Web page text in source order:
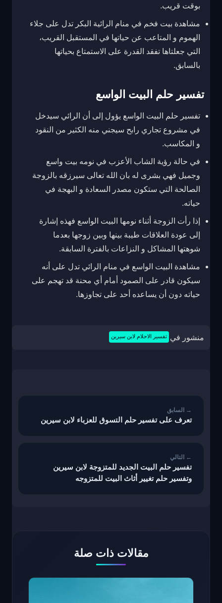
بوقت قريب.
مشاهدة بيت فخم في منام الرائية البكر تدل على جلاء
الهموم و المتاعب عن حياتها في المستقبل القريب،
التي جعلتاها تفقد القدرة على الاستمتاع بحياتها
بالسابق.
تفسير حلم البيت الواسع
تفسير حلم البيت الواسع يؤول إلى أن الرائي سيدخل
في مشروع تجاري رابح سيجني منه الكثير من النقود
و المكاسب.
في حالة رؤية الشاب الأعزب في نومه بيت واسع
وجميل فهي بشرى له بان الله تعالى سيرزقه بالزوجة
الصالحة التي ستكون مصدر السعادة و البهجة في
حياته.
إذا رأت الزوجة أثناء نومها البيت الواسع فهذه إشارة
إلى عودة العلاقات طيبة بينها وبين زوجها بعدما
شوهتها المشاكل و النزاعات بالفترة السابقة.
مشاهدة البيت الواسع في منام الرائي تدل على أنه
سيكون قادر على الصمود أمام أي محنة قد تهجم على
حياته دون أن يساعده أحد على تجاوزها.
منشور في تفسير الاحلام لابن سيرين
تعرف على تفسير حلم التسوق للعزباء لابن سيرين
تفسير حلم البيت الجديد للمتزوجة لابن سيرين
وتفسير حلم تغيير أثاث البيت للمتزوجه
مقالات ذات صلة